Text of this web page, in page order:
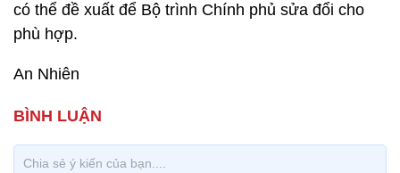
có thể đề xuất để Bộ trình Chính phủ sửa đổi cho
phù hợp.
An Nhiên